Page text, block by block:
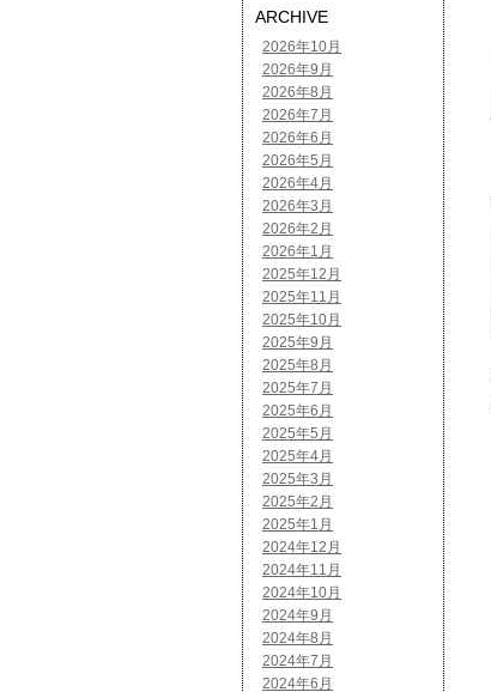
ARCHIVE
2026年10月
2026年9月
2026年8月
2026年7月
2026年6月
2026年5月
2026年4月
2026年3月
2026年2月
2026年1月
2025年12月
2025年11月
2025年10月
2025年9月
2025年8月
2025年7月
2025年6月
2025年5月
2025年4月
2025年3月
2025年2月
2025年1月
2024年12月
2024年11月
2024年10月
2024年9月
2024年8月
2024年7月
2024年6月